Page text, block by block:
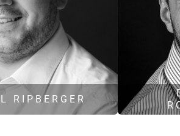
partner.de
RIPBERGER